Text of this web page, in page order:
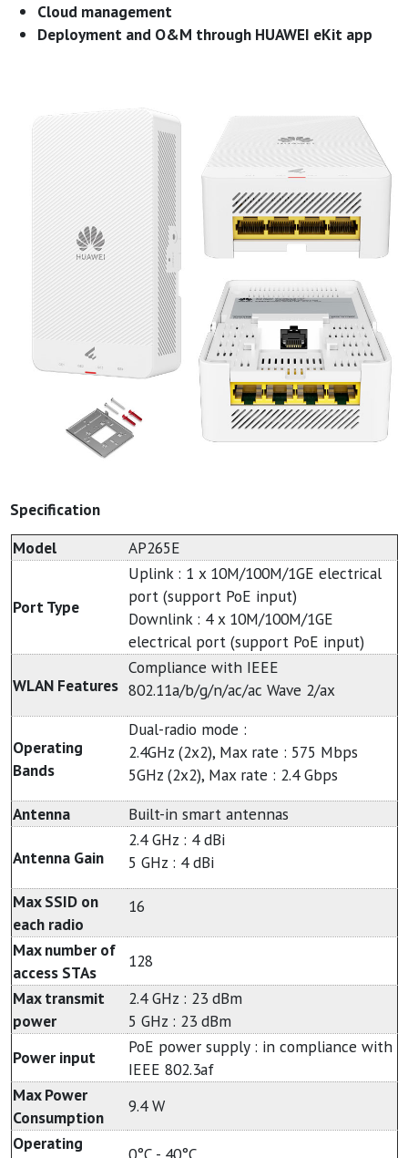
Cloud management
Deployment and O&M through HUAWEI eKit app
Specification
Model
AP265E
Port Type
Uplink : 1 x 10M/100M/1GE electrical
port (support PoE input)
Downlink : 4 x 10M/100M/1GE
electrical port (support PoE input)
WLAN Features
Compliance with IEEE
802.11a/b/g/n/ac/ac Wave 2/ax
Operating
Bands
Dual-radio mode :
2.4GHz (2x2), Max rate : 575 Mbps
5GHz (2x2), Max rate : 2.4 Gbps
Antenna
Built-in smart antennas
Antenna Gain
2.4 GHz : 4 dBi
5 GHz : 4 dBi
Max SSID on
each radio
16
Max number of
access STAs
128
Max transmit
power
2.4 GHz : 23 dBm
5 GHz : 23 dBm
Power input
PoE power supply : in compliance with
IEEE 802.3af
Max Power
Consumption
9.4 W
Operating
0°C - 40°C